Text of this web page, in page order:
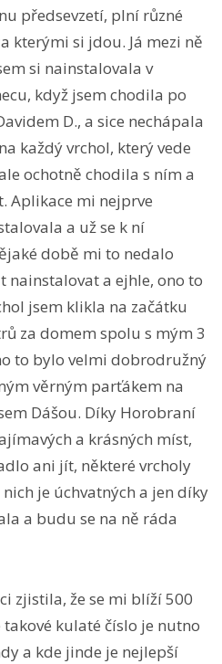
předsevzetí, plní různé
kterými si jdou. Já mezi ně
si nainstalovala v
když jsem chodila po
D., a sice nechápala
každý vrchol, který vede
ochotně chodila s ním a
Aplikace mi nejprve
a už se k ní
době mi to nedalo
nainstalovat a ejhle, ono to
jsem klikla na začátku
za domem spolu s mým 3
to bylo velmi dobrodružný
věrným parťákem na
Dášou. Díky Horobraní
a krásných míst,
ani jít, některé vrcholy
je úchvatných a jen díky
a budu se na ně ráda
zjistila, že se mi blíží 500
kulaté číslo je nutno
a kde jinde je nejlepší